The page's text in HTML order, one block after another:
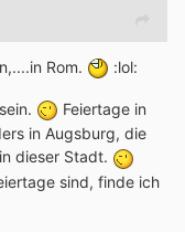
Rom. :lol:
Feiertage in
in Augsburg, die
dieser Stadt.
sind, finde ich